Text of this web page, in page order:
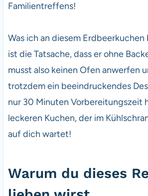
Familientreffens!
Was ich an diesem Erdbeerkuchen
ist die Tatsache, dass er ohne
musst also keinen Ofen anwerfen
trotzdem ein beeindruckendes
nur 30 Minuten Vorbereitungszeit
leckeren Kuchen, der im
auf dich wartet!
Warum du dieses